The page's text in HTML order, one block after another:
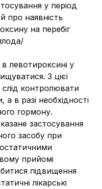
у період
про наявність
на перебіг
левотироксині у
З цієї
слід контролювати
в разі необхідності
гормону.
застосування
засобу при
прийомі
підвищення
лікарські